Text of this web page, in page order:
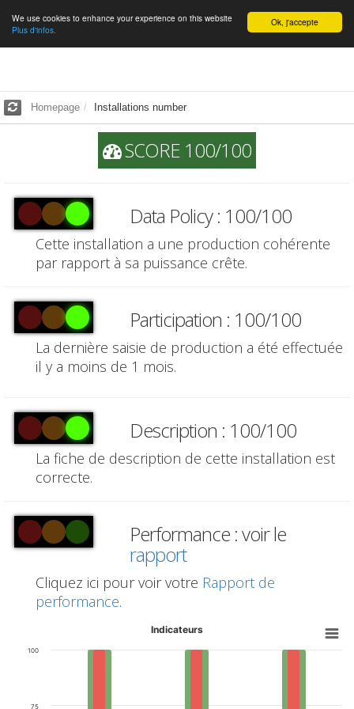
English Ok, j'accepte
We use cookies to enhance your experience on this website
Plus d'infos.
Homepage Installations number
SCORE 100/100
Data Policy : 100/100
Cette installation a une production cohérente
par rapport à sa puissance crête.
Participation : 100/100
La dernière saisie de production a été effectuée
il y a moins de 1 mois.
Description : 100/100
La fiche de description de cette installation est
correcte.
Performance : voir le
rapport
Cliquez ici pour voir votre Rapport de
performance.
Indicateurs
75
100